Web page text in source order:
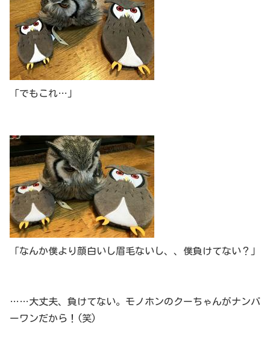
「でもこれ…」
「なんか僕より顔白いし眉毛ないし、、僕負けてない？」
……大丈夫、負けてない。モノホンのクーちゃんがナンバ
ーワンだから！(笑)